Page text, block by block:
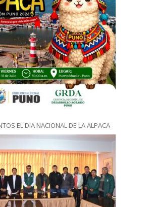
EL DIA NACIONAL DE LA ALPACA